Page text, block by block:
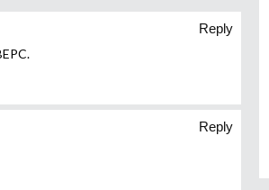
Reply
Reply